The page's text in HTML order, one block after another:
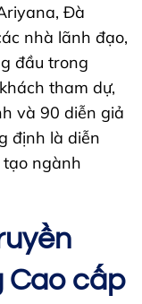
Đà
nhà lãnh đạo,
đầu trong
tham dự,
và 90 diễn giả
định là diễn
ngành
Cao cấp